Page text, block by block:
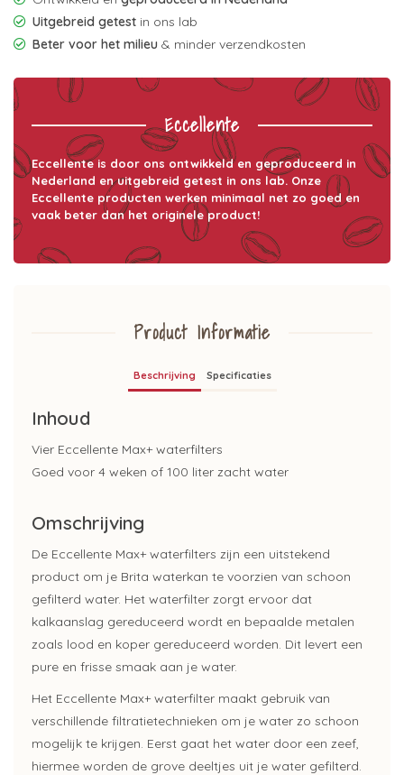
Uitgebreid getest in ons lab
Beter voor het milieu & minder verzendkosten
Eccellente
Eccellente is door ons ontwikkeld en geproduceerd in
Nederland en uitgebreid getest in ons lab. Onze
Eccellente producten werken minimaal net zo goed en
vaak beter dan het originele product!
Product Informatie
Beschrijving Specificaties
Inhoud
Vier Eccellente Max+ waterfilters
Goed voor 4 weken of 100 liter zacht water
Omschrijving
De Eccellente Max+ waterfilters zijn een uitstekend
product om je Brita waterkan te voorzien van schoon
gefilterd water. Het waterfilter zorgt ervoor dat
kalkaanslag gereduceerd wordt en bepaalde metalen
zoals lood en koper gereduceerd worden. Dit levert een
pure en frisse smaak aan je water.
Het Eccellente Max+ waterfilter maakt gebruik van
verschillende filtratietechnieken om je water zo schoon
mogelijk te krijgen. Eerst gaat het water door een zeef,
hiermee worden de grove deeltjes uit je water gefilterd.